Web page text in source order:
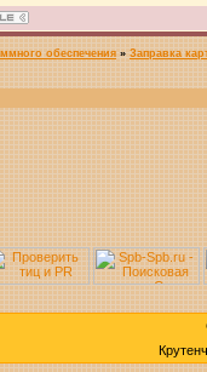
обеспечения » Заправка